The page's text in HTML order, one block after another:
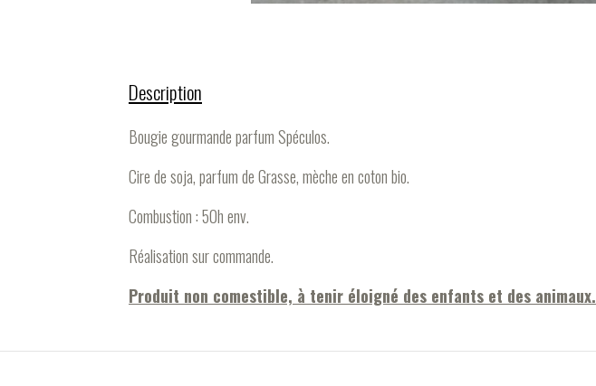
Description
Bougie gourmande parfum Spéculos.
Cire de soja, parfum de Grasse, mèche en coton bio.
Combustion : 50h env.
Réalisation sur commande.
Produit non comestible, à tenir éloigné des enfants et des animaux.